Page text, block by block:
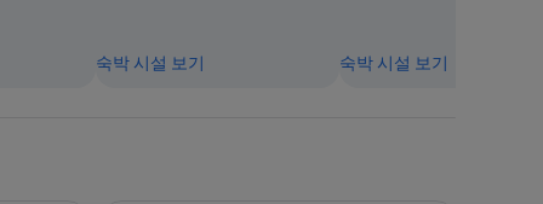
숙박 시설 보기 숙박 시설 보기